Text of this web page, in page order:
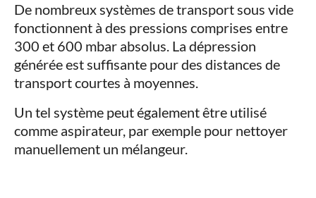
De nombreux systèmes de transport sous vide
fonctionnent à des pressions comprises entre
300 et 600 mbar absolus. La dépression
générée est suffisante pour des distances de
transport courtes à moyennes.
Un tel système peut également être utilisé
comme aspirateur, par exemple pour nettoyer
manuellement un mélangeur.